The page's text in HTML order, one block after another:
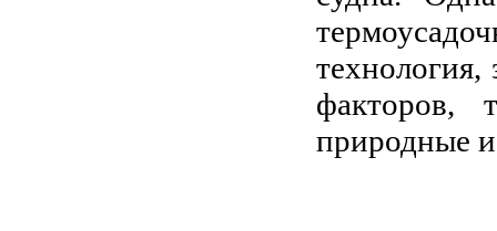
факторов,
природные и